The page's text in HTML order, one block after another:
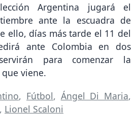
Argentina jugará el
ante la escuadra de
ello, días más tarde el 11 del
ante Colombia en dos
para comenzar la
viene.
, Fútbol, Ángel Di Maria,
, Lionel Scaloni